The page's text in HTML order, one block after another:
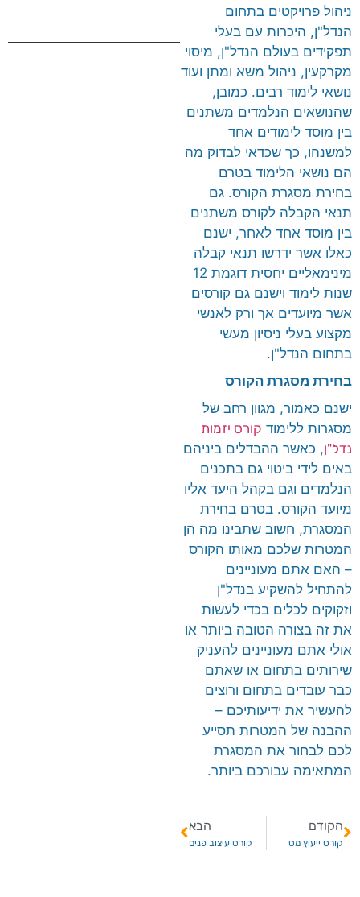
ניהול פרויקטים בתחום
הנדל"ן, היכרות עם בעלי
תפקידים בעולם הנדל"ן, מיסוי
מקרקעין, ניהול משא ומתן ועוד
נושאי לימוד רבים. כמובן,
שהנושאים הנלמדים משתנים
בין מוסד לימודים אחד
למשנהו, כך שכדאי לבדוק מה
הם נושאי הלימוד בטרם
בחירת מסגרת הקורס. גם
תנאי הקבלה לקורס משתנים
בין מוסד אחד לאחר, ישנם
כאלו אשר ידרשו תנאי קבלה
מינימאליים יחסית דוגמת 12
שנות לימוד וישנם גם קורסים
אשר מיועדים אך ורק לאנשי
מקצוע בעלי ניסיון מעשי
בתחום הנדל"ן.
בחירת מסגרת הקורס
ישנם כאמור, מגוון רחב של
מסגרות ללימוד קורס יזמות
נדל"ן, כאשר ההבדלים ביניהם
באים לידי ביטוי גם בתכנים
הנלמדים וגם בקהל היעד אליו
מיועד הקורס. בטרם בחירת
המסגרת, חשוב שתבינו מה הן
המטרות שלכם מאותו הקורס
– האם אתם מעוניינים
להתחיל להשקיע בנדל"ן
וזקוקים לכלים בכדי לעשות
את זה בצורה הטובה ביותר או
אולי אתם מעוניינים להעניק
שירותים בתחום או שאתם
כבר עובדים בתחום ורוצים
להעשיר את ידיעותיכם –
ההבנה של המטרות תסייע
לכם לבחור את המסגרת
המתאימה עבורכם ביותר.
הקודם
​קורס ייעוץ מס
הבא
קורס עיצוב פנים